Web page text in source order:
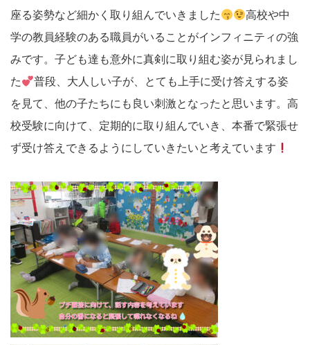
座る姿勢など細かく取り組んでいきました
高校や中
学の教員経験のある職員がいることがインフィニティの強
みです。子ども達も意外に真剣に取り組む姿が見られまし
た
普段、大人しい子が、とても上手に受け答えする姿
を見て、他の子たちにも良い刺激となったと思います。高
校受験に向けて、定期的に取り組んでいき、本番で緊張せ
ず受け答えできるようにしていきたいと考えています